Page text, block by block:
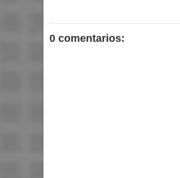
0 comentarios: